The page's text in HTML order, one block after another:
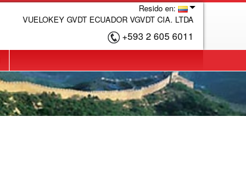
Resido en:
VUELOKEY GVDT ECUADOR VGVDT CIA. LTDA
+593 2 605 6011